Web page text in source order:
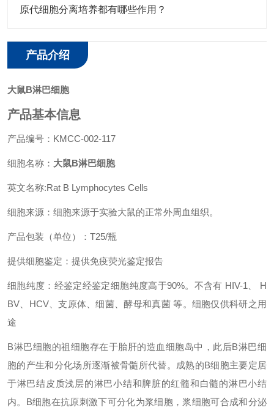
原代细胞分离培养都有哪些作用？
产品介绍
大鼠B淋巴细胞
产品基本信息
产品编号：KMCC-002-117
细胞名称： 大鼠B淋巴细胞
英文名称:Rat B Lymphocytes Cells
细胞来源：细胞来源于实验大鼠的正常外周血组织。
产品包装（单位）：T25/瓶
提供细胞鉴定：提供免疫荧光鉴定报告
细胞纯度：经鉴定经鉴定细胞纯度高于90%。不含有 HIV-1、 H
BV、HCV、支原体、细菌、酵母和真菌 等。细胞仅供科研之用
途
B淋巴细胞的祖细胞存在于胎肝的造血细胞岛中，此后B淋巴细
胞的产生和分化场所逐渐被骨髓所代替。成熟的B细胞主要定居
于淋巴结皮质浅层的淋巴小结和脾脏的红髓和白髓的淋巴小结
内。B细胞在抗原刺激下可分化为浆细胞，浆细胞可合成和分泌